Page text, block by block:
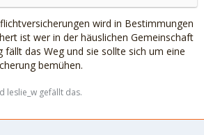
wird in Bestimmungen
ist wer in der häuslichen Gemeinschaft
fällt das Weg und sie sollte sich um eine
bemühen.
leslie_w gefällt das.